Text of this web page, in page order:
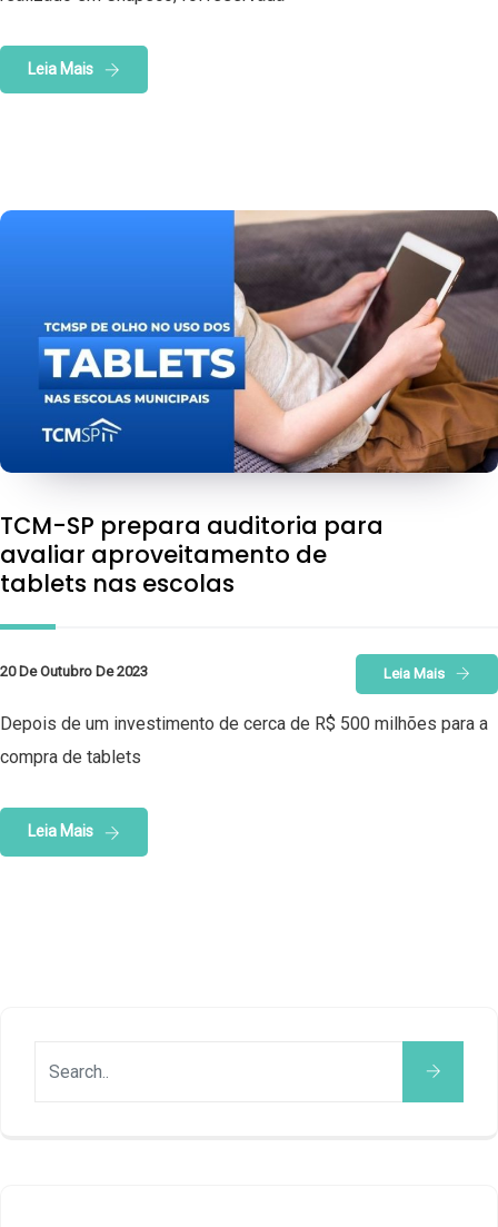
Leia Mais
TCM-SP prepara auditoria para
avaliar aproveitamento de
tablets nas escolas
20 De Outubro De 2023 Leia Mais
Depois de um investimento de cerca de R$ 500 milhões para a
compra de tablets
Leia Mais